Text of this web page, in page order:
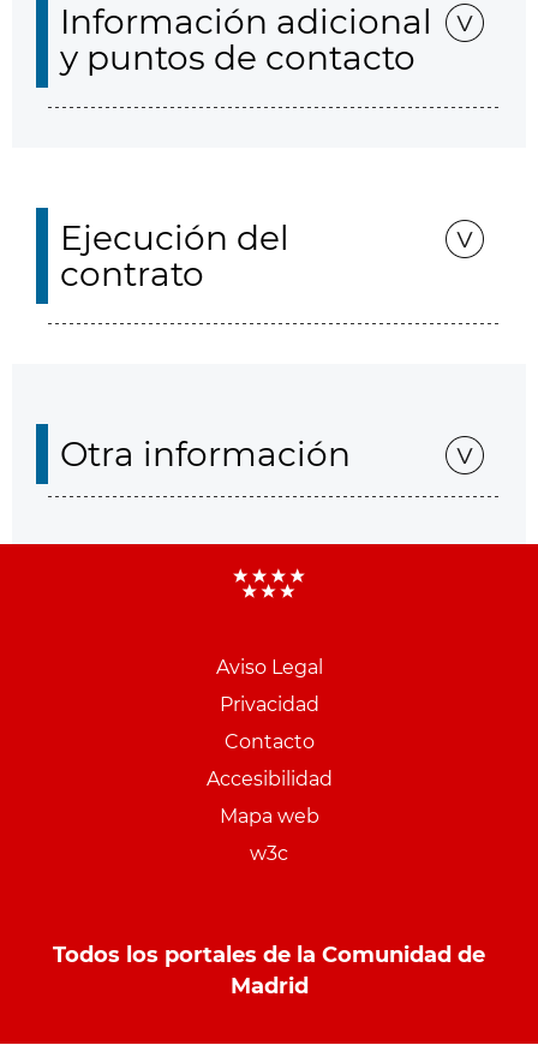
Información adicional
y puntos de contacto
Ejecución del
contrato
Otra información
Aviso Legal
Privacidad
Contacto
Accesibilidad
Mapa web
w3c
Todos los portales de la Comunidad de
Madrid